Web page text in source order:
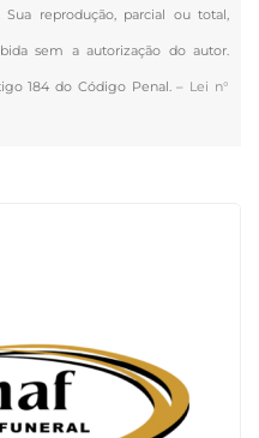
reprodução, parcial ou total,
sem a autorização do autor.
184 do Código Penal. – Lei n°